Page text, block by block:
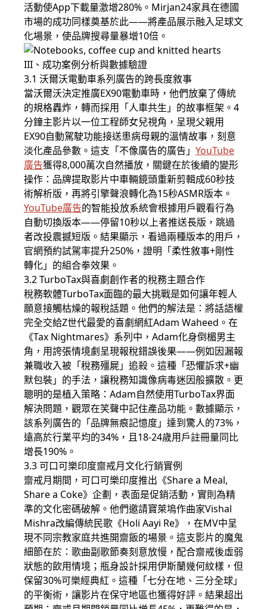
活動使App下載量激增280%。Mirjan24家具在德國
市場的成功同樣奠基於此——將產品展示融入足球文
化場景，使品牌搜尋量暴增10倍。
III、成功案例分析與數據驗證
3.1 沃爾沃電動車系列廣告的跨長度敘事
當沃爾沃決定推廣EX90電動車時，他們放棄了傳統
的規格轟炸，轉而採用「人車共生」的故事框架。4
分鐘主影片以一位工程師女兒視角，呈現父親用
EX90自動駕駛功能接送患病母親的溫情故事，刻意
淡化產品參數。這支「不像廣告的廣告」 YouTube
廣告獲得8,000萬次自然播放，關鍵在於後續的變形
操作：品牌提取影片中車輛鏡頭重新剪輯成60秒技
術解析版，再將引擎聲浪轉化為15秒ASMR版本。
YouTube廣告的智能投放系統會根據用戶觀看行為
自動切換版本——停留10秒以上者推送長版，跳過
者改投震撼短版。結果顯示，看過兩種版本的用戶，
官網預約試駕率提升250%，證明「柔性敘事+剛性
轉化」的組合拳效果。
3.2 TurboTax與喜劇創作者的稅務主題合作
稅務軟體TurboTax面臨的最大挑戰是如何讓年輕人
願意接觸枯燥的報稅話題。他們的解法是：將話語權
完全交給Z世代最愛的喜劇網紅Adam Waheed。在
《Tax Nightmares》系列中，Adam化身倒楣男主
角，用誇張情境劇呈現報稅錯誤後果——例如因漏報
兼職收入被「稅務殭屍」追殺。這種「恐懼訴求+幽
默包裝」的手法，讓稅務知識像病毒迷因般擴散。更
聰明的是植入策略：Adam自然使用TurboTax界面
解決問題，觀眾在笑聲中記住產品功能。數據顯示，
該系列廣告的「品牌無痕記憶度」達到驚人的73%，
遠高於行業平均的34%，且18-24歲用戶註冊量同比
增長190%。
3.3 可口可樂印度齋戒月文化行銷實例
齋戒月期間，可口可樂印度推出《Share a Meal,
Share a Coke》企劃，表面是促銷活動，實則為精
準的文化密碼破解。他們邀請寶萊塢作曲家Vishal
Mishra改編傳統民歌《Holi Aayi Re》，在MV中呈
現不同宗教家庭共進開齋飯的場景。這支影片的魔鬼
細節在於：歌曲副歌節奏刻意放慢，配合齋戒後虛弱
狀態的飲用情境；瓶身設計採用伊斯蘭幾何紋樣，但
保留30%可樂經典紅。這種「七分在地、三分全球」
的平衡術，讓影片在保守地區也獲得好評。結果超出